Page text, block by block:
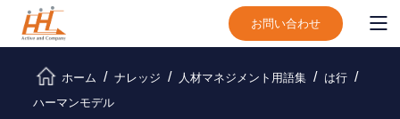
お問い合わせ
ホーム ナレッジ 人材マネジメント用語集
は行
ハーマンモデル